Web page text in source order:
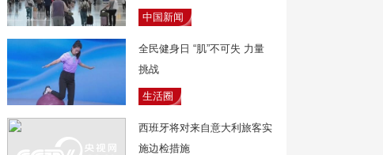
中国新闻
全民健身日 “肌”不可失 力量
挑战
生活圈
西班牙将对来自意大利旅客实
施边检措施